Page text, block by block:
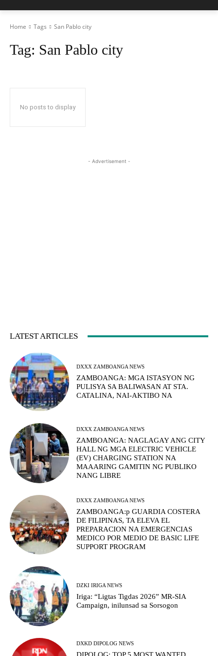
Home Tags San Pablo city
Tag: San Pablo city
No posts to display
- Advertisement -
LATEST ARTICLES
DXXX ZAMBOANGA NEWS
ZAMBOANGA: MGA ISTASYON NG
PULISYA SA BALIWASAN AT STA.
CATALINA, NAI-AKTIBO NA
DXXX ZAMBOANGA NEWS
ZAMBOANGA: NAGLAGAY ANG CITY
HALL NG MGA ELECTRIC VEHICLE
(EV) CHARGING STATION NA
MAAARING GAMITIN NG PUBLIKO
NANG LIBRE
DXXX ZAMBOANGA NEWS
ZAMBOANGA:p GUARDIA COSTERA
DE FILIPINAS, TA ELEVA EL
PREPARACION NA EMERGENCIAS
MEDICO POR MEDIO DE BASIC LIFE
SUPPORT PROGRAM
DZKI IRIGA NEWS
Iriga: “Ligtas Tigdas 2026” MR-SIA
Campaign, inilunsad sa Sorsogon
DXKD DIPOLOG NEWS